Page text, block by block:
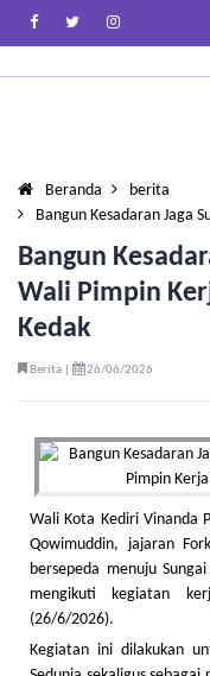
Beranda
berita
Bangun Kesadaran Jaga
Bangun
Wali Pimpin
Kedak
Berita | 26/06/2026
Wali Kota Kediri Vinanda
Qowimuddin, jajaran
bersepeda menuju
mengikuti kegiatan
(26/6/2026).
Kegiatan ini dilakukan